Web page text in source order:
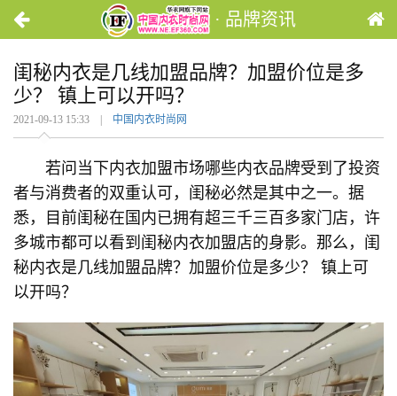
· 品牌资讯
闺秘内衣是几线加盟品牌？加盟价位是多
少？ 镇上可以开吗？
2021-09-13 15:33 | 中国内衣时尚网
若问当下内衣加盟市场哪些内衣品牌受到了投资
者与消费者的双重认可，闺秘必然是其中之一。据
悉，目前闺秘在国内已拥有超三千三百多家门店，许
多城市都可以看到闺秘内衣加盟店的身影。那么，闺
秘内衣是几线加盟品牌？加盟价位是多少？ 镇上可
以开吗？